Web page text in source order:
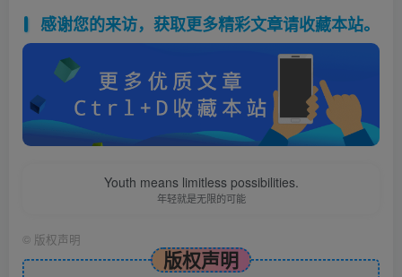
感谢您的来访，获取更多精彩文章请收藏本站。
Youth means limitless possibilities.
年轻就是无限的可能
© 版权声明
版权声明